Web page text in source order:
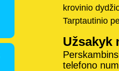
krovinio
Tarptautinio
Užsakyk
telefono